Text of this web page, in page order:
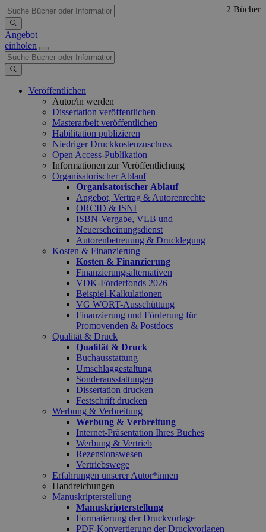
Angebot
einholen
Veröffentlichen
Autor/in werden
Dissertation veröffentlichen
Masterarbeit veröffentlichen
Habilitation publizieren
Niedriger Druckkostenzuschuss
Open Access-Publikation
Informationen zur Veröffentlichung
Organisatorischer Ablauf
Organisatorischer Ablauf
Angebot, Vertrag & Autorenrechte
ORCID & ISNI
ISBN-Vergabe, VLB und
Neuerscheinungsdienst
Autorenbetreuung & Drucklegung
Kosten & Finanzierung
Kosten & Finanzierung
Finanzierungsalternativen
VDK-Förderfonds 2026
Beispiel-Kalkulationen
VG WORT-Ausschüttung
Finanzierung und Förderung für
Promovenden & Postdocs
Qualität & Druck
Qualität & Druck
Buchausstattung
Umschlaggestaltung
Sonderausstattungen
Dissertation drucken
Festschrift drucken
Werbung & Verbreitung
Werbung & Verbreitung
Internet-Präsentation Ihres Buches
Werbung & Vertrieb
Rezensionswesen
Vertriebswege
Erfahrungen unserer Autor*innen
Handreichungen
Manuskripterstellung
Manuskripterstellung
Formatierung der Druckvorlage
PDF-Konvertierung der Druckvorlagen
2 Bücher